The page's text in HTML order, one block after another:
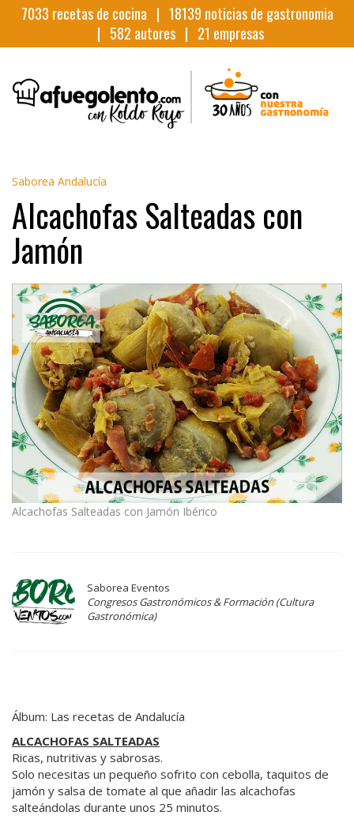
7033 recetas de cocina | 18139 noticias de gastronomia
| 582 autores | 21 empresas
Saborea Andalucía
Alcachofas Salteadas con
Jamón
Alcachofas Salteadas con Jamón Ibérico
Saborea Eventos
Congresos Gastronómicos & Formación (Cultura
Gastronómica)
Álbum: Las recetas de Andalucía
ALCACHOFAS SALTEADAS
Ricas, nutritivas y sabrosas.
Solo necesitas un pequeño sofrito con cebolla, taquitos de
jamón y salsa de tomate al que añadir las alcachofas
salteándolas durante unos 25 minutos.